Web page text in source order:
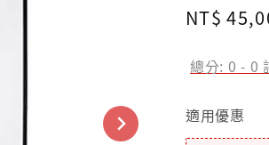
Regular
NT$
總分: 0 - 0
適用優惠